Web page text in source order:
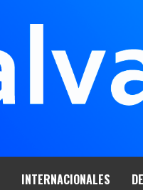
INTERNACIONALES